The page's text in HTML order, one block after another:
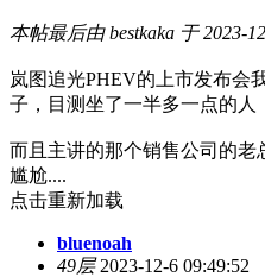
本帖最后由 bestkaka 于 2023-
岚图追光PHEV的上市发布会
子，目测坐了一半多一点的人
而且主讲的那个销售公司的
尴尬....
点击重新加载
bluenoah
49层2023-12-6 09:49:52